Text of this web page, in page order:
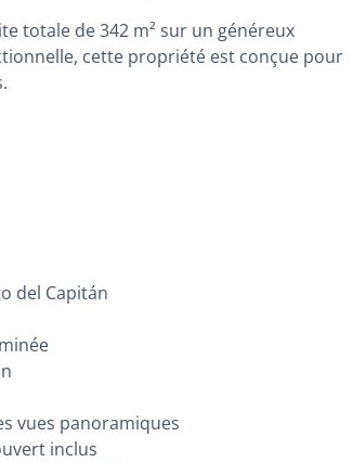
totale de 342 m² sur un généreux
cette propriété est conçue pour
del Capitán
vues panoramiques
inclus